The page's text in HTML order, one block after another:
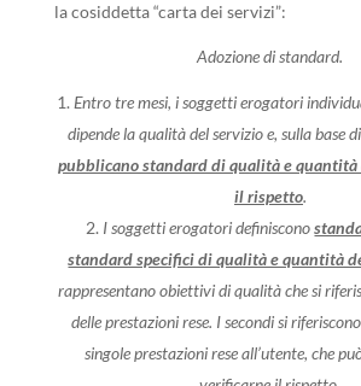
la cosiddetta “carta dei servizi”:
Adozione di standard.
Entro tre mesi, i soggetti erogatori
dipende la qualità del servizio e, sulla base
pubblicano standard di qualità e quantità
il rispetto.
I soggetti erogatori definiscono
standard specifici di qualità e quantità
rappresentano obiettivi di qualità che si
delle prestazioni rese. I secondi si
singole prestazioni rese all’utente, che